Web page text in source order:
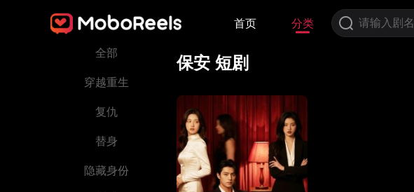
首页 分类
全部
穿越重生
复仇
替身
隐藏身份
保安 短剧